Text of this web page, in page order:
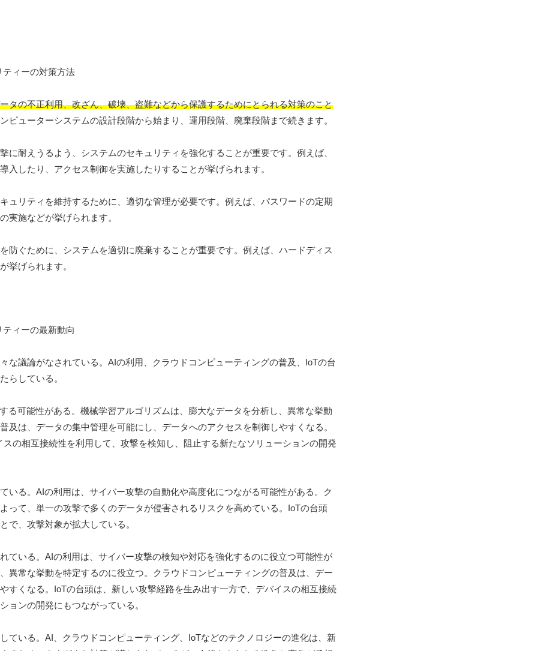
タの不正利用、改ざん、破壊、盗難などから保護するためにとられる対策のこと
ューターシステムの設計段階から始まり、運用段階、廃棄段階まで続きます。
に耐えうるよう、システムのセキュリティを強化することが重要です。例えば、
したり、アクセス制御を実施したりすることが挙げられます。
ュリティを維持するために、適切な管理が必要です。例えば、パスワードの定期
実施などが挙げられます。
防ぐために、システムを適切に廃棄することが重要です。例えば、ハードディス
挙げられます。
な議論がなされている。AIの利用、クラウドコンピューティングの普及、IoTの台
らしている。
る可能性がある。機械学習アルゴリズムは、膨大なデータを分析し、異常な挙動
及は、データの集中管理を可能にし、データへのアクセスを制御しやすくなる。
の相互接続性を利用して、攻撃を検知し、阻止する新たなソリューションの開発
いる。AIの利用は、サイバー攻撃の自動化や高度化につながる可能性がある。ク
って、単一の攻撃で多くのデータが侵害されるリスクを高めている。IoTの台頭
で、攻撃対象が拡大している。
ている。AIの利用は、サイバー攻撃の検知や対応を強化するのに役立つ可能性が
異常な挙動を特定するのに役立つ。クラウドコンピューティングの普及は、デー
すくなる。IoTの台頭は、新しい攻撃経路を生み出す一方で、デバイスの相互接続
ョンの開発にもつながっている。
ている。AI、クラウドコンピューティング、IoTなどのテクノロジーの進化は、新